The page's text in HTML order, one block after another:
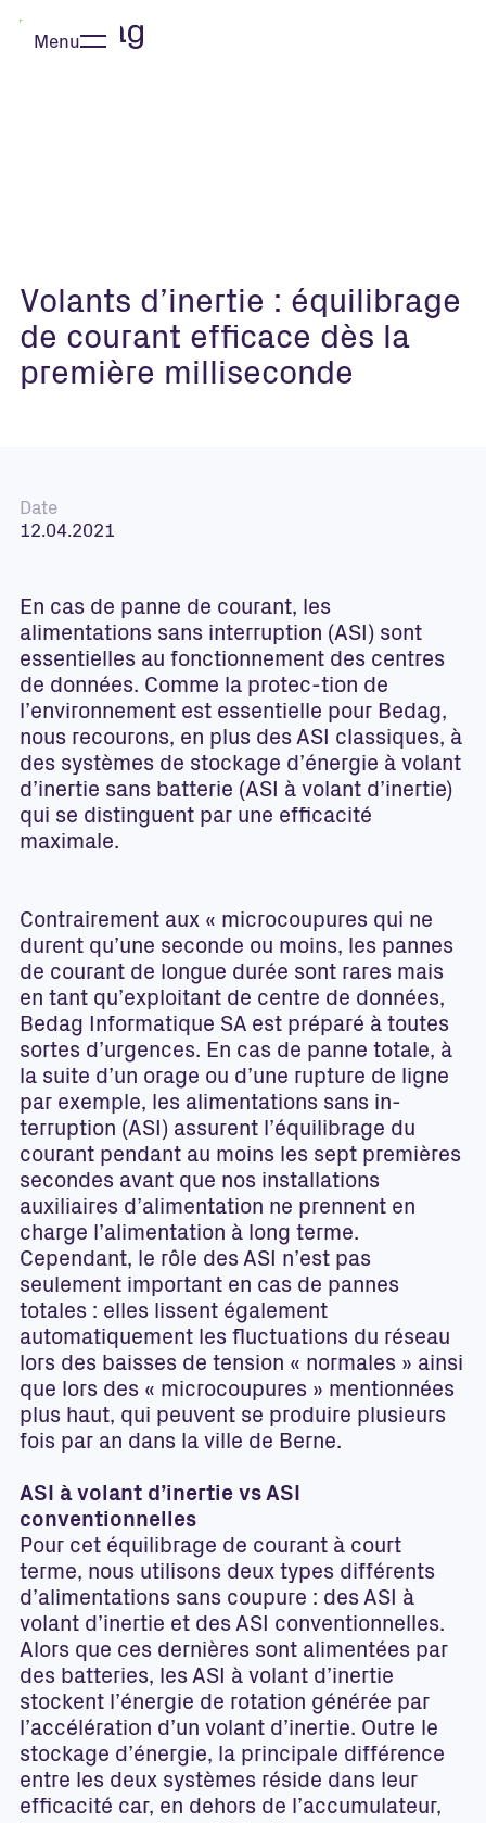
Menu
Volants d’inertie : équilibrage
de courant efficace dès la
première milliseconde
Date
12.04.2021
En cas de panne de courant, les
alimentations sans interruption (ASI) sont
essentielles au fonctionnement des centres
de données. Comme la protec-tion de
l’environnement est essentielle pour Bedag,
nous recourons, en plus des ASI classiques, à
des systèmes de stockage d’énergie à volant
d’inertie sans batterie (ASI à volant d’inertie)
qui se distinguent par une efficacité
maximale.
Contrairement aux « microcoupures qui ne
durent qu’une seconde ou moins, les pannes
de courant de longue durée sont rares mais
en tant qu’exploitant de centre de données,
Bedag Informatique SA est préparé à toutes
sortes d’urgences. En cas de panne totale, à
la suite d’un orage ou d’une rupture de ligne
par exemple, les alimentations sans in-
terruption (ASI) assurent l’équilibrage du
courant pendant au moins les sept premières
secondes avant que nos installations
auxiliaires d’alimentation ne prennent en
charge l’alimentation à long terme.
Cependant, le rôle des ASI n’est pas
seulement important en cas de pannes
totales : elles lissent également
automatiquement les fluctuations du réseau
lors des baisses de tension « normales » ainsi
que lors des « microcoupures » mentionnées
plus haut, qui peuvent se produire plusieurs
fois par an dans la ville de Berne.
ASI à volant d’inertie vs ASI
conventionnelles
Pour cet équilibrage de courant à court
terme, nous utilisons deux types différents
d’alimentations sans coupure : des ASI à
volant d’inertie et des ASI conventionnelles.
Alors que ces dernières sont alimentées par
des batteries, les ASI à volant d’inertie
stockent l’énergie de rotation générée par
l’accélération d’un volant d’inertie. Outre le
stockage d’énergie, la principale différence
entre les deux systèmes réside dans leur
efficacité car, en dehors de l’accumulateur,